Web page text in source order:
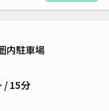
内駐車場
/ 15分